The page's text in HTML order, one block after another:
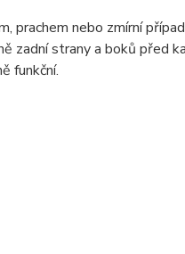
prachem nebo zmírní
zadní strany a boků před
funkční.